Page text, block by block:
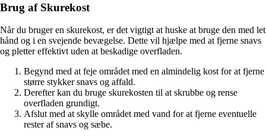
Brug af Skurekost
Når du bruger en skurekost, er det vigtigt at huske at bruge den med let
hånd og i en svejende bevægelse. Dette vil hjælpe med at fjerne snavs
og pletter effektivt uden at beskadige overfladen.
Begynd med at feje området med en almindelig kost for at fjerne
større stykker snavs og affald.
Derefter kan du bruge skurekosten til at skrubbe og rense
overfladen grundigt.
Afslut med at skylle området med vand for at fjerne eventuelle
rester af snavs og sæbe.